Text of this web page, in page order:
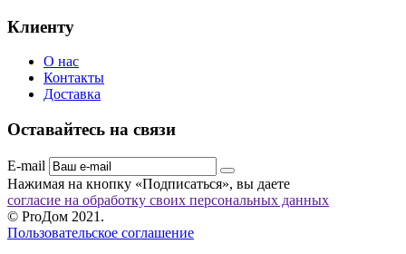
Клиенту
О нас
Контакты
Доставка
Оставайтесь на связи
E-mail
Нажимая на кнопку «Подписаться», вы даете
согласие на обработку своих персональных данных
© ProДом 2021.
Пользовательское соглашение